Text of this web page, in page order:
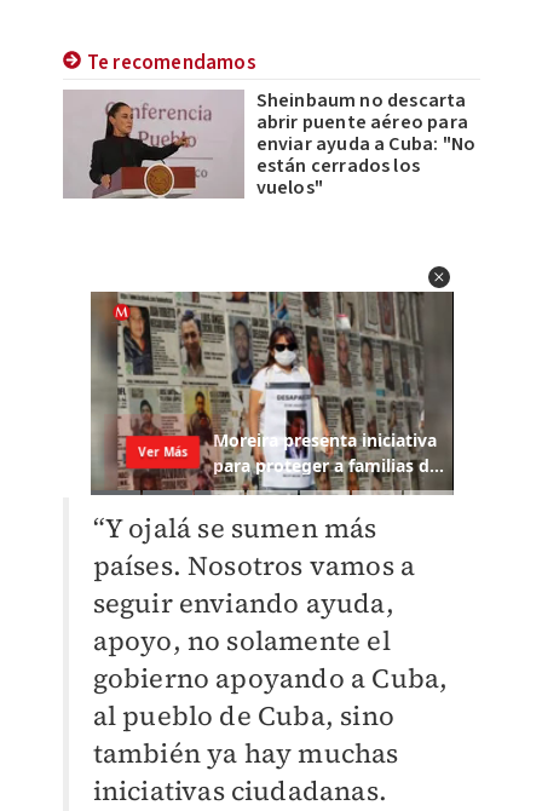
Te recomendamos
Sheinbaum no descarta
abrir puente aéreo para
enviar ayuda a Cuba: "No
están cerrados los
vuelos"
“Y ojalá se sumen más
países. Nosotros vamos a
seguir enviando ayuda,
apoyo, no solamente el
gobierno apoyando a Cuba,
al pueblo de Cuba, sino
también ya hay muchas
iniciativas ciudadanas.